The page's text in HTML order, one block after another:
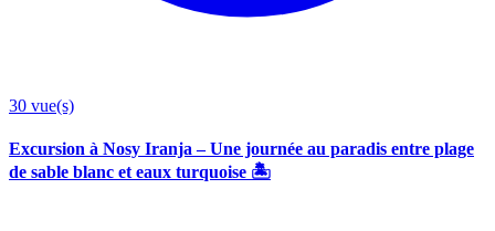
30 vue(s)
Excursion à Nosy Iranja – Une journée au paradis entre plage
de sable blanc et eaux turquoise 🏝️